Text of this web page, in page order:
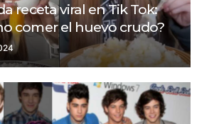
receta viral en Tik Tok:
comer el huevo crudo?